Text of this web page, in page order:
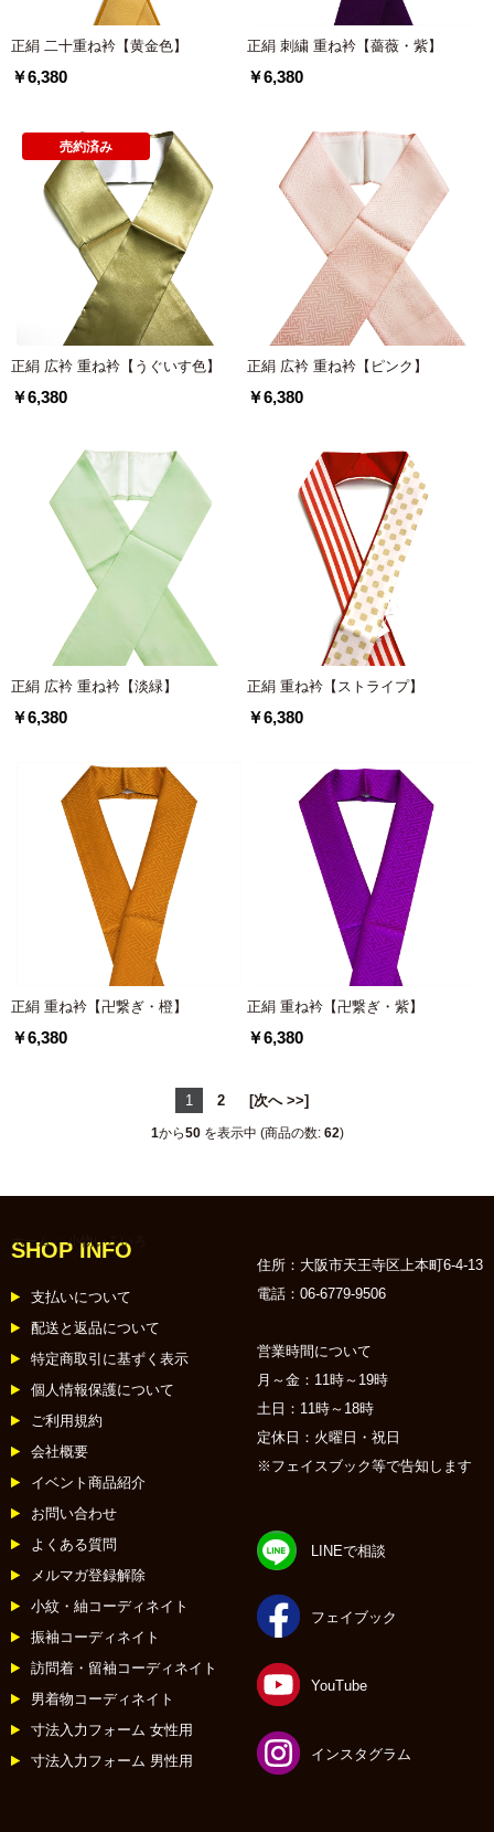
正絹 二十重ね衿【黄金色】
￥6,380
正絹 刺繍 重ね衿【薔薇・紫】
￥6,380
正絹 広衿 重ね衿【うぐいす色】
￥6,380
売約済み
正絹 広衿 重ね衿【ピンク】
￥6,380
正絹 広衿 重ね衿【淡緑】
￥6,380
正絹 重ね衿【ストライプ】
￥6,380
正絹 重ね衿【卍繋ぎ・橙】
￥6,380
正絹 重ね衿【卍繋ぎ・紫】
￥6,380
1 2 [次へ >>]
1から50を表示中 (商品の数: 62)
ホーム:: 小物いろいろ
SHOP INFO
支払いについて
配送と返品について
特定商取引に基ずく表示
個人情報保護について
ご利用規約
会社概要
イベント商品紹介
お問い合わせ
よくある質問
メルマガ登録解除
小紋・紬コーディネイト
振袖コーディネイト
訪問着・留袖コーディネイト
男着物コーディネイト
寸法入力フォーム 女性用
寸法入力フォーム 男性用
住所：大阪市天王寺区上本町6-4-13
電話：06-6779-9506
営業時間について
月～金：11時～19時
土日：11時～18時
定休日：火曜日・祝日
※フェイスブック等で告知します
LINEで相談
フェイブック
YouTube
インスタグラム